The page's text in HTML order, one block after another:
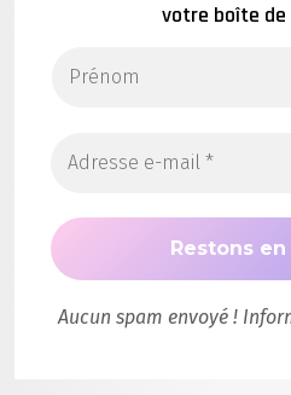
votre boîte de
Aucun spam envoyé !